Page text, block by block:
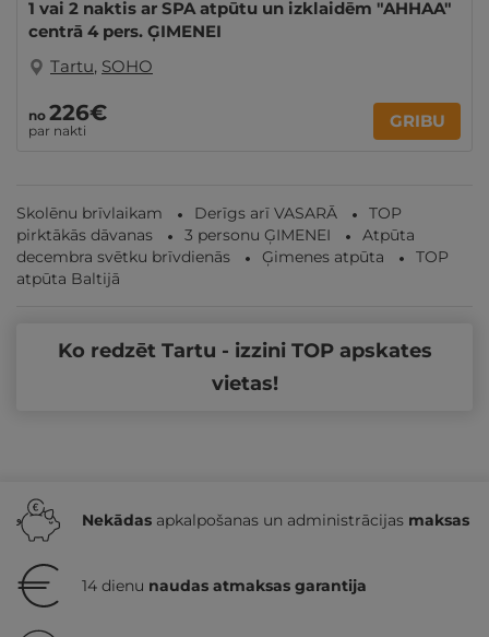
1 vai 2 naktis ar SPA atpūtu un izklaidēm "AHHAA"
centrā 4 pers. ĢIMENEI
Tartu, SOHO
no 226€
par nakti GRIBU
Skolēnu brīvlaikam Derīgs arī VASARĀ
TOP
pirktākās dāvanas
3 personu ĢIMENEI
Atpūta
decembra svētku brīvdienās
Ģimenes atpūta
TOP
atpūta Baltijā
Ko redzēt Tartu - izzini TOP apskates
vietas!
Nekādas apkalpošanas un administrācijas maksas
14 dienu naudas atmaksas garantija